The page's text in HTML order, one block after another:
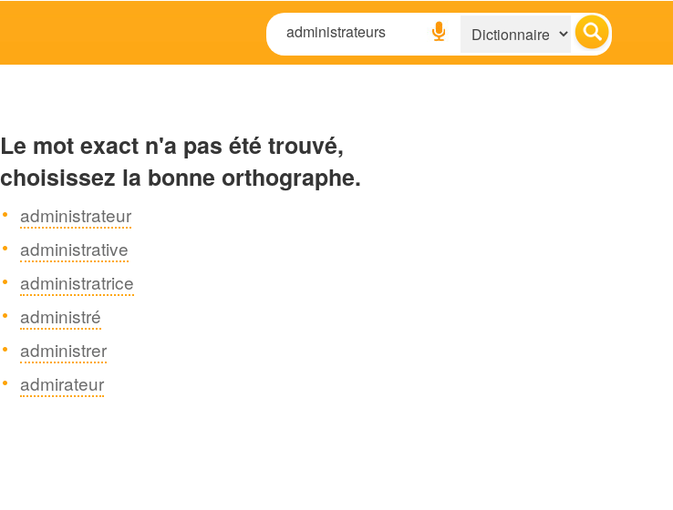
Le mot exact n'a pas été trouvé,
choisissez la bonne orthographe.
administrateur
administrative
administratrice
administré
administrer
admirateur